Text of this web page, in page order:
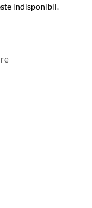
indisponibil.